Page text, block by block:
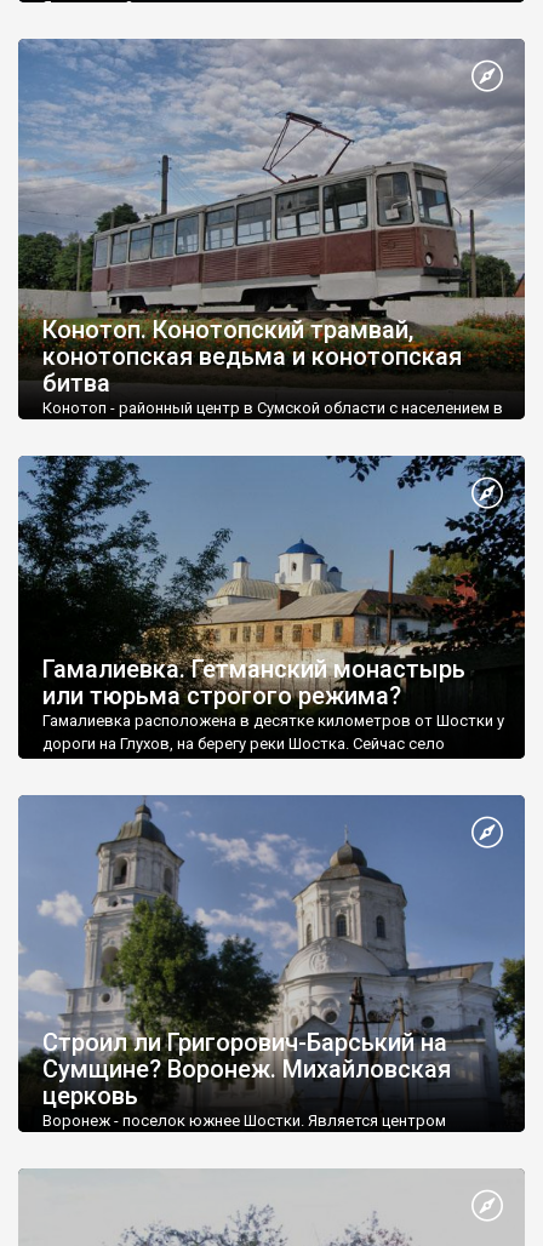
Ярославна?
Конотоп. Конотопский трамвай,
конотопская ведьма и конотопская
битва
Конотоп - районный центр в Сумской области с населением в
Гамалиевка. Гетманский монастырь
или тюрьма строгого режима?
Гамалиевка расположена в десятке километров от Шостки у
дороги на Глухов, на берегу реки Шостка. Сейчас село
Строил ли Григорович-Барський на
Сумщине? Воронеж. Михайловская
церковь
Воронеж - поселок южнее Шостки. Является центром